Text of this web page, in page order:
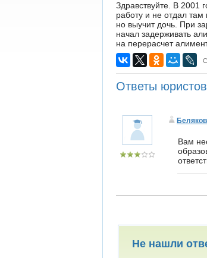
Здравствуйте. В 2001
работу и не отдал там
но выучит дочь. При
начал задерживать
на перерасчет
Ответы юристов
Вам
Не нашли